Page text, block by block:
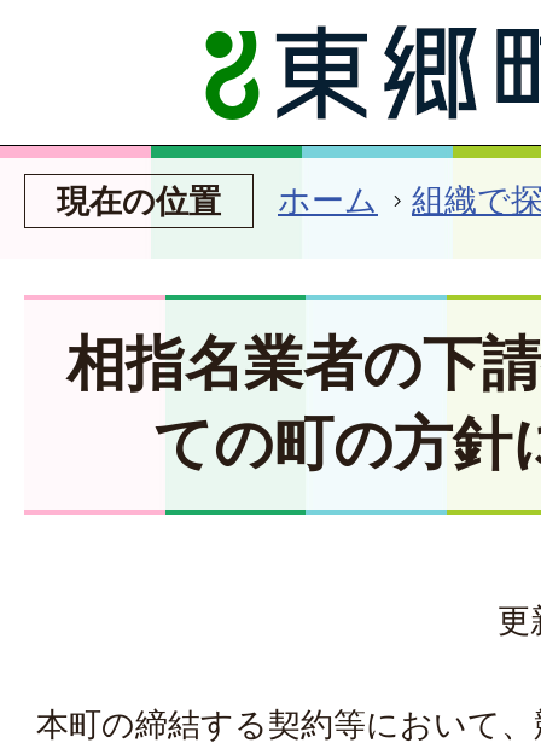
現在の位置 ホーム 組織で
相指名業者の下
ての町の方針
更
本町の締結する契約等において